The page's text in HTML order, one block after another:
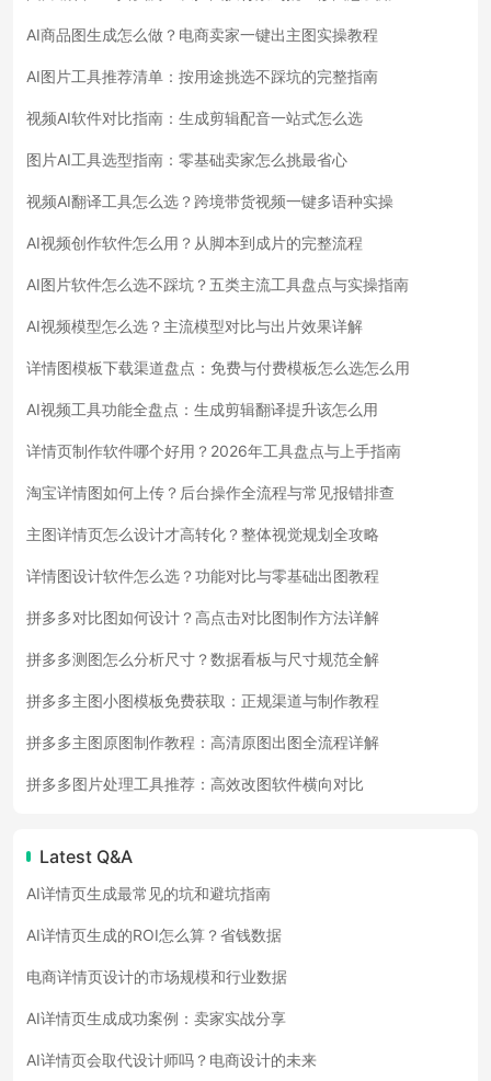
AI商品图生成怎么做？电商卖家一键出主图实操教程
AI图片工具推荐清单：按用途挑选不踩坑的完整指南
视频AI软件对比指南：生成剪辑配音一站式怎么选
图片AI工具选型指南：零基础卖家怎么挑最省心
视频AI翻译工具怎么选？跨境带货视频一键多语种实操
AI视频创作软件怎么用？从脚本到成片的完整流程
AI图片软件怎么选不踩坑？五类主流工具盘点与实操指南
AI视频模型怎么选？主流模型对比与出片效果详解
详情图模板下载渠道盘点：免费与付费模板怎么选怎么用
AI视频工具功能全盘点：生成剪辑翻译提升该怎么用
详情页制作软件哪个好用？2026年工具盘点与上手指南
淘宝详情图如何上传？后台操作全流程与常见报错排查
主图详情页怎么设计才高转化？整体视觉规划全攻略
详情图设计软件怎么选？功能对比与零基础出图教程
拼多多对比图如何设计？高点击对比图制作方法详解
拼多多测图怎么分析尺寸？数据看板与尺寸规范全解
拼多多主图小图模板免费获取：正规渠道与制作教程
拼多多主图原图制作教程：高清原图出图全流程详解
拼多多图片处理工具推荐：高效改图软件横向对比
Latest Q&A
AI详情页生成最常见的坑和避坑指南
AI详情页生成的ROI怎么算？省钱数据
电商详情页设计的市场规模和行业数据
AI详情页生成成功案例：卖家实战分享
AI详情页会取代设计师吗？电商设计的未来